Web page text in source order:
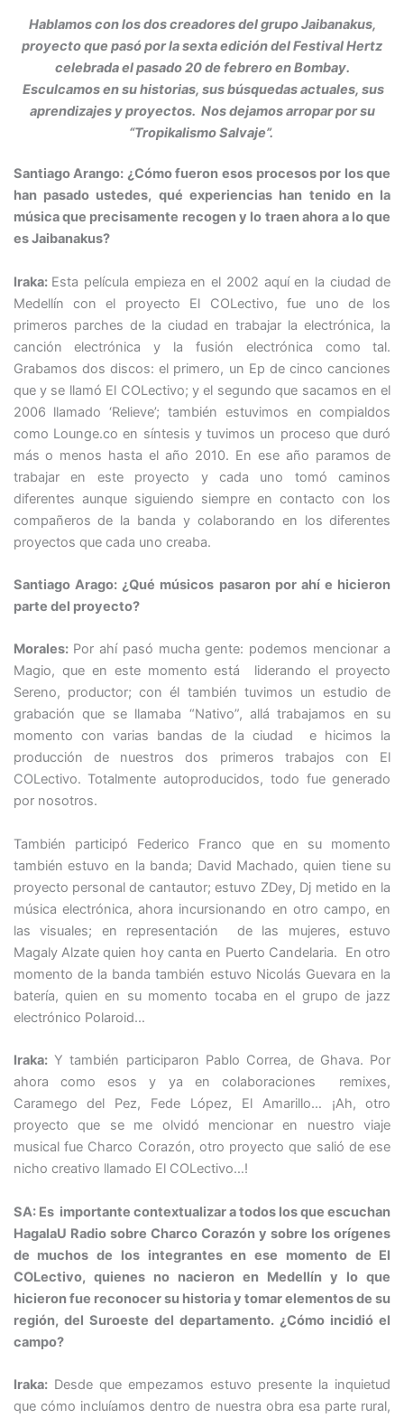
Hablamos con los dos creadores del grupo Jaibanakus,
proyecto que pasó por la sexta edición del Festival Hertz
celebrada el pasado 20 de febrero en Bombay.
Esculcamos en su historias, sus búsquedas actuales, sus
aprendizajes y proyectos. Nos dejamos arropar por su
“Tropikalismo Salvaje”.
Santiago Arango: ¿Cómo fueron esos procesos por los que
han pasado ustedes, qué experiencias han tenido en la
música que precisamente recogen y lo traen ahora a lo que
es Jaibanakus?
Iraka: Esta película empieza en el 2002 aquí en la ciudad de
Medellín con el proyecto El COLectivo, fue uno de los
primeros parches de la ciudad en trabajar la electrónica, la
canción electrónica y la fusión electrónica como tal.
Grabamos dos discos: el primero, un Ep de cinco canciones
que y se llamó El COLectivo; y el segundo que sacamos en el
2006 llamado ‘Relieve’; también estuvimos en compialdos
como Lounge.co en síntesis y tuvimos un proceso que duró
más o menos hasta el año 2010. En ese año paramos de
trabajar en este proyecto y cada uno tomó caminos
diferentes aunque siguiendo siempre en contacto con los
compañeros de la banda y colaborando en los diferentes
proyectos que cada uno creaba.
Santiago Arago: ¿Qué músicos pasaron por ahí e hicieron
parte del proyecto?
Morales: Por ahí pasó mucha gente: podemos mencionar a
Magio, que en este momento está liderando el proyecto
Sereno, productor; con él también tuvimos un estudio de
grabación que se llamaba “Nativo”, allá trabajamos en su
momento con varias bandas de la ciudad e hicimos la
producción de nuestros dos primeros trabajos con El
COLectivo. Totalmente autoproducidos, todo fue generado
por nosotros.
También participó Federico Franco que en su momento
también estuvo en la banda; David Machado, quien tiene su
proyecto personal de cantautor; estuvo ZDey, Dj metido en la
música electrónica, ahora incursionando en otro campo, en
las visuales; en representación de las mujeres, estuvo
Magaly Alzate quien hoy canta en Puerto Candelaria. En otro
momento de la banda también estuvo Nicolás Guevara en la
batería, quien en su momento tocaba en el grupo de jazz
electrónico Polaroid…
Iraka:Y también participaron Pablo Correa, de Ghava. Por
ahora como esos y ya en colaboraciones remixes,
Caramego del Pez, Fede López, El Amarillo… ¡Ah, otro
proyecto que se me olvidó mencionar en nuestro viaje
musical fue Charco Corazón, otro proyecto que salió de ese
nicho creativo llamado El COLectivo…!
SA: Es importante contextualizar a todos los que escuchan
HagalaU Radio sobre Charco Corazón y sobre los orígenes
de muchos de los integrantes en ese momento de El
COLectivo, quienes no nacieron en Medellín y lo que
hicieron fue reconocer su historia y tomar elementos de su
región, del Suroeste del departamento. ¿Cómo incidió el
campo?
Iraka:Desde que empezamos estuvo presente la inquietud
que cómo incluíamos dentro de nuestra obra esa parte rural,